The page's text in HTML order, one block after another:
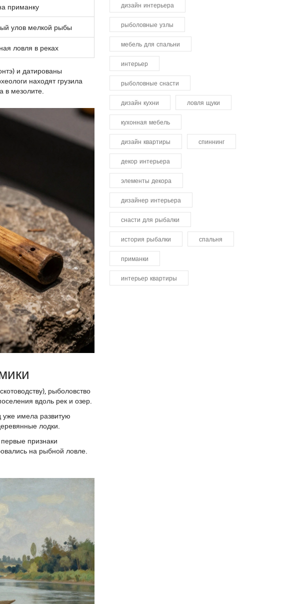
приманку
улов мелкой рыбы
ловля в реках
и датированы
находят грузила
в мезолите.
), рыболовство
вдоль рек и озер.
уже имела развитую
лодки.
признаки
на рыбной ловле.
дизайн интерьера
рыболовные узлы
мебель для спальни
интерьер
рыболовные снасти
дизайн кухни ловля щуки
кухонная мебель
дизайн квартиры спиннинг
декор интерьера
элементы декора
дизайнер интерьера
снасти для рыбалки
история рыбалки спальня
приманки
интерьер квартиры